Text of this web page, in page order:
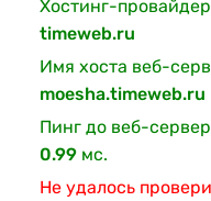
Хостинг-
timeweb.ru
Имя хоста веб-
moesha.timeweb.ru
Пинг до веб-
0.99 мс.
Не удалось